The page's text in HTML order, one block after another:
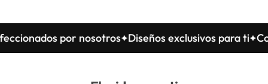
por nosotros Diseños exclusivos para ti